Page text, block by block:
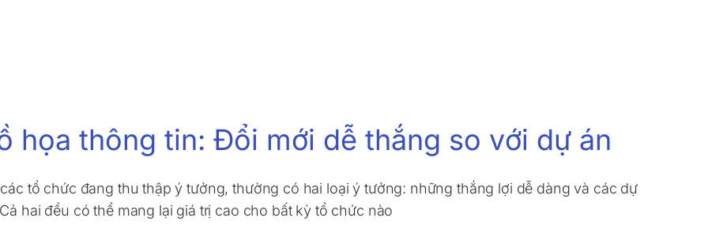
họa thông tin: Đổi mới dễ thắng so với dự án
tổ chức đang thu thập ý tưởng, thường có hai loại ý tưởng: những thắng lợi dễ dàng và các dự
hai đều có thể mang lại giá trị cao cho bất kỳ tổ chức nào